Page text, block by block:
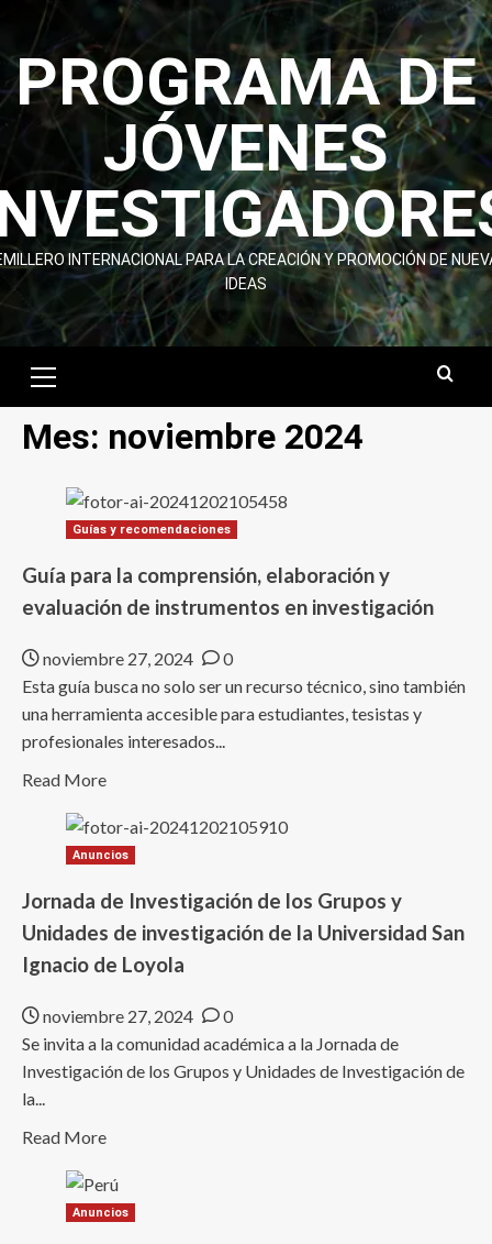
content
PROGRAMA DE
JÓVENES
INTERNACIONAL PARA LA CREACIÓN Y PROMOCIÓN DE
IDEAS
Menu
Mes: noviembre 2024
Guías y recomendaciones
Guía para la comprensión, elaboración y
evaluación de instrumentos en investigación
noviembre 27, 2024
0
Esta guía busca no solo ser un recurso técnico, sino también
una herramienta accesible para estudiantes, tesistas y
profesionales interesados...
Read MoreRead
about
Guía
para
la
comprensión,
elaboración
evaluación
de
instrumentos
investigación
Anuncios
Jornada de Investigación de los Grupos y
Unidades de investigación de la Universidad San
Ignacio de Loyola
noviembre 27, 2024
0
Se invita a la comunidad académica a la Jornada de
Investigación de los Grupos y Unidades de Investigación de
la...
Read MoreRead
about
Jornada
Anuncios